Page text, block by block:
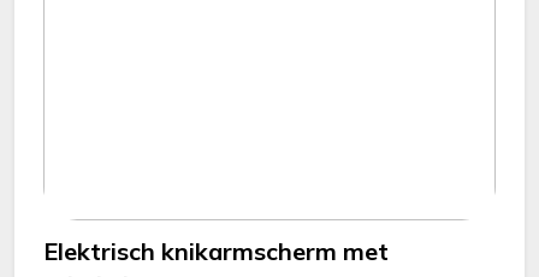
Elektrisch knikarmscherm met